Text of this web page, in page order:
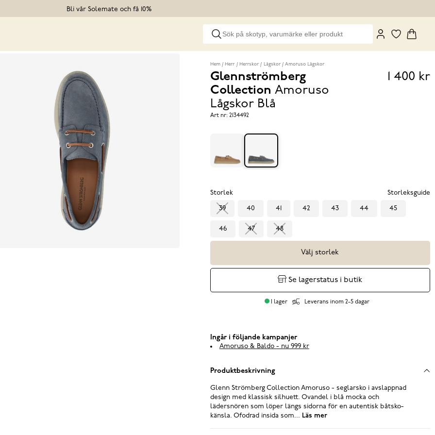
Bli vår Solemate och få 10%
Hem Herr Herrskor Lågskor Amoruso Lågskor
Glennströmberg
Collection Amoruso
Lågskor Blå
Pris
1 400 kr
Art nr: 2134492
Storlek Storleksguide
39 40 41 42 43 44 45
46 47 48
Välj storlek
Se lagerstatus i butik
I lager Leverans inom 2-5 dagar
Ingår i följande kampanjer
Amoruso & Baldo - nu 999 kr
Produktbeskrivning
Glenn Strömberg Collection Amoruso - seglarsko i avslappnad
design med klassisk silhuett. Ovandel i blå mocka och
lädersnören som löper längs sidorna för en autentisk båtsko-
känsla. Ofodrad insida som... Läs mer